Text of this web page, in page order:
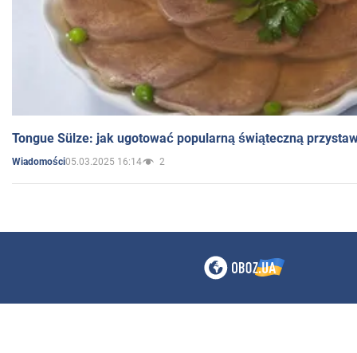
Tongue Sülze: jak ugotować popularną świąteczną
Wiadomości05.03.2025 16:14 2